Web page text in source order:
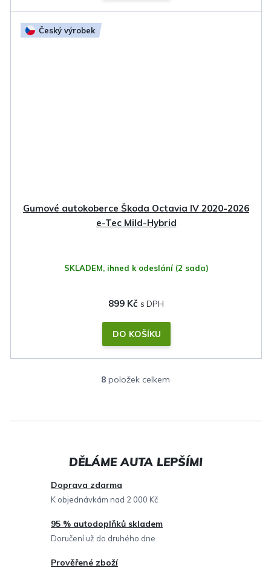
Český výrobek
Gumové autokoberce Škoda Octavia IV 2020-2026
e-Tec Mild-Hybrid
SKLADEM, ihned k odeslání (2 sada)
899 Kč
DO KOŠÍKU
O
l
a
í
p
r
8 položek celkem
Doprava zdarma
K objednávkám nad 2 000 Kč
95 % autodoplňků skladem
Doručení už do druhého dne
Prověřené zboží